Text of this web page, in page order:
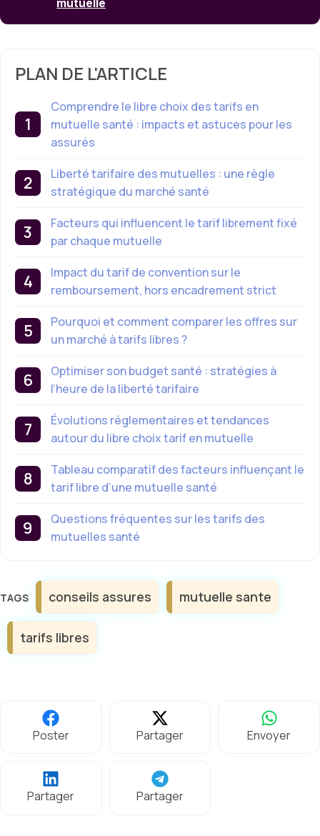
mutuelle
PLAN DE L'ARTICLE
Comprendre le libre choix des tarifs en
mutuelle santé : impacts et astuces pour les
assurés
Liberté tarifaire des mutuelles : une règle
stratégique du marché santé
Facteurs qui influencent le tarif librement fixé
par chaque mutuelle
Impact du tarif de convention sur le
remboursement, hors encadrement strict
Pourquoi et comment comparer les offres sur
un marché à tarifs libres ?
Optimiser son budget santé : stratégies à
l’heure de la liberté tarifaire
Évolutions réglementaires et tendances
autour du libre choix tarif en mutuelle
Tableau comparatif des facteurs influençant le
tarif libre d’une mutuelle santé
Questions fréquentes sur les tarifs des
mutuelles santé
Étiquettes
conseils assures mutuelle sante
tarifs libres
Poster Partager Envoyer
Partager Partager